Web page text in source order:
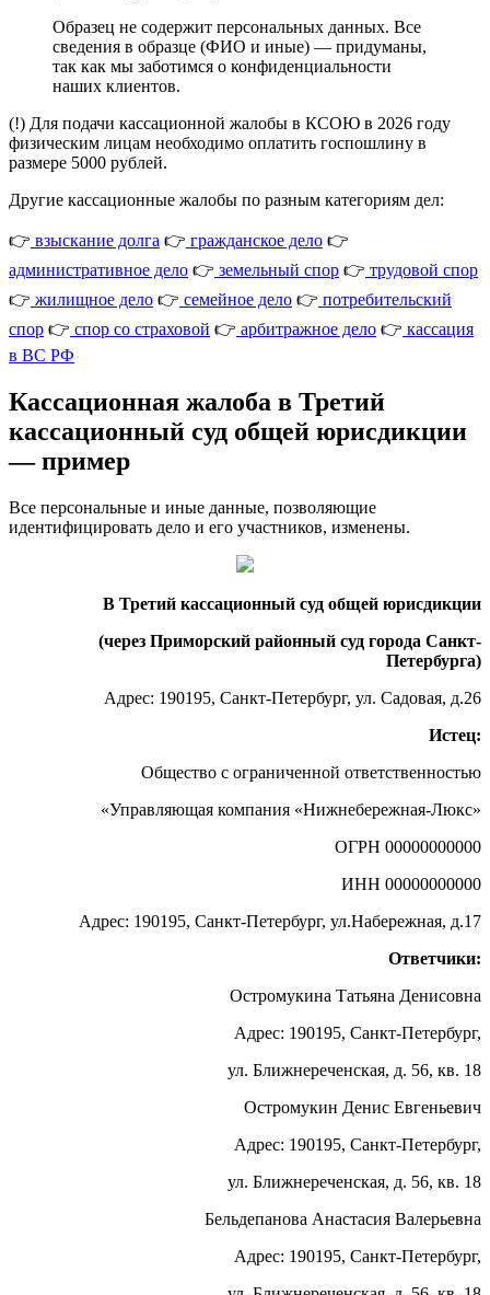
Образец не содержит персональных данных. Все
сведения в образце (ФИО и иные) — придуманы,
так как мы заботимся о конфиденциальности
наших клиентов.
(!) Для подачи кассационной жалобы в КСОЮ в 2026 году
физическим лицам необходимо оплатить госпошлину в
размере 5000 рублей.
Другие кассационные жалобы по разным категориям дел:
👉 взыскание долга 👉 гражданское дело 👉
административное дело 👉 земельный спор 👉 трудовой спор
👉 жилищное дело 👉 семейное дело 👉 потребительский
спор 👉 спор со страховой 👉 арбитражное дело 👉 кассация
в ВС РФ
Кассационная жалоба в Третий
кассационный суд общей юрисдикции
— пример
Все персональные и иные данные, позволяющие
идентифицировать дело и его участников, изменены.
В Третий кассационный суд общей юрисдикции
(через Приморский районный суд города Санкт-
Петербурга)
Адрес: 190195, Санкт-Петербург, ул. Садовая, д.26
Истец:
Общество с ограниченной ответственностью
«Управляющая компания «Нижнебережная-Люкс»
ОГРН 00000000000
ИНН 00000000000
Адрес: 190195, Санкт-Петербург, ул.Набережная, д.17
Ответчики:
Остромукина Татьяна Денисовна
Адрес: 190195, Санкт-Петербург,
ул. Ближнереченская, д. 56, кв. 18
Остромукин Денис Евгеньевич
Адрес: 190195, Санкт-Петербург,
ул. Ближнереченская, д. 56, кв. 18
Бельдепанова Анастасия Валерьевна
Адрес: 190195, Санкт-Петербург,